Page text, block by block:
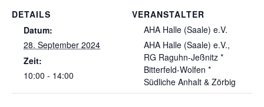
DETAILS
Datum:
28. September 2024
Zeit:
10:00 - 14:00
VERANSTALTER
AHA Halle (Saale) e.V.
AHA Halle (Saale) e.V.,
RG Raguhn-Jeßnitz *
Bitterfeld-Wolfen *
Südliche Anhalt & Zörbig